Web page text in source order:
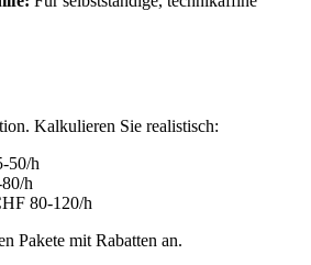
Kalkulieren Sie realistisch:
50/h
h
80-120/h
Pakete mit Rabatten an.